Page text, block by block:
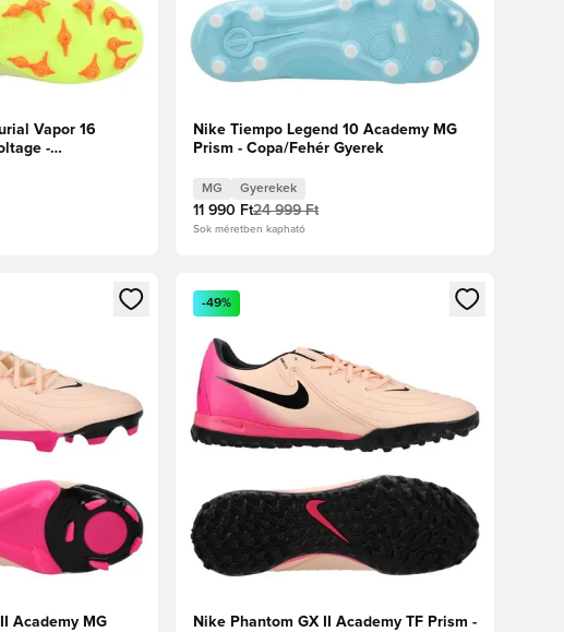
Vapor 16
-
Nike Tiempo Legend 10 Academy MG
Prism - Copa/Fehér Gyerek
MG Gyerekek
11 990 Ft24 999 Ft
Sok méretben kapható
a bejelentkezéshez vagy a tagként való regisztrációhoz
Academy MG
Megnyit egy modált a bejelentkezéshez vagy a
-49%
Nike Phantom GX II Academy TF Prism -